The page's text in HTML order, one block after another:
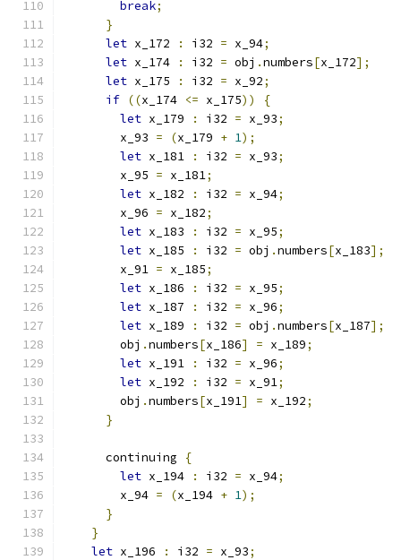
break;
}
let x_172 : i32 = x_94;
let x_174 : i32 = obj .numbers[x_172];
let x_175 : i32 = x_92;
if ((x_174 <= x_175))
{
let x_179 : i32 = x_93;
        x_93
= (x_179 + 1);
let x_181 : i32 = x_93;
        x_95
= x_181;
let x_182 : i32 = x_94;
        x_96
= x_182;
let x_183 : i32 = x_95;
let x_185 : i32 = obj .numbers[x_183];
        x_91
= x_185;
let x_186 : i32 = x_95;
let x_187 : i32 = x_96;
let x_189 : i32 = obj .numbers[x_187];
        obj
.numbers[x_186] = x_189;
let x_191 : i32 = x_96;
let x_192 : i32 = x_91;
        obj
.numbers[x_191] = x_192;
}
      continuing
{
let x_194 : i32 = x_94;
        x_94
= (x_194 + 1);
}
}
let x_196 : i32 = x_93;